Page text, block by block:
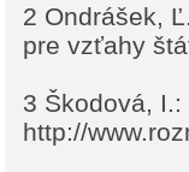
2 Ondrášek,
pre vzťahy
3 Škodová,
http://